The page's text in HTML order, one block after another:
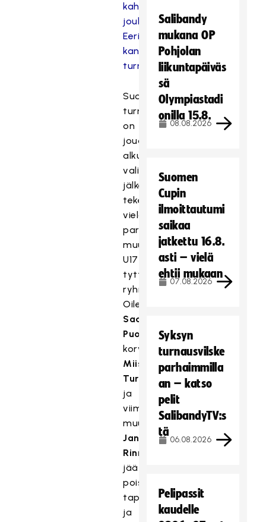
kahdella
joukkueella
Eerikkilän
kansainväliseen
turnaukseen
Suomen
turnausjoukkueisiin
on
jouduttu
alkuperäisten
valintojen
jälkeen
tekemään
vielä
pari
muutosta.
U17-
tyttöjen
ryhmässä
Oilersin
Sade
Puolakka
korvaa
Miisa
Turusen
ja
viimeisimmässä
muutoksessa
Janina
Rinne
jää
pois
tapahtumasta
ja
Salibandy
mukana OP
Pohjolan
liikuntapäiväs
sä
Olympiastadi
onilla 15.8.
08.08.2026
Suomen
Cupin
ilmoittautumi
saikaa
jatkettu 16.8.
asti – vielä
ehtii mukaan
07.08.2026
Syksyn
turnausvilske
parhaimmilla
an – katso
pelit
SalibandyTV:s
tä
06.08.2026
Pelipassit
kaudelle